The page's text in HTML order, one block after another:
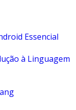
Essencial
à Linguagem